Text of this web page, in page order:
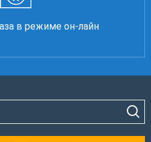
в режиме он-лайн